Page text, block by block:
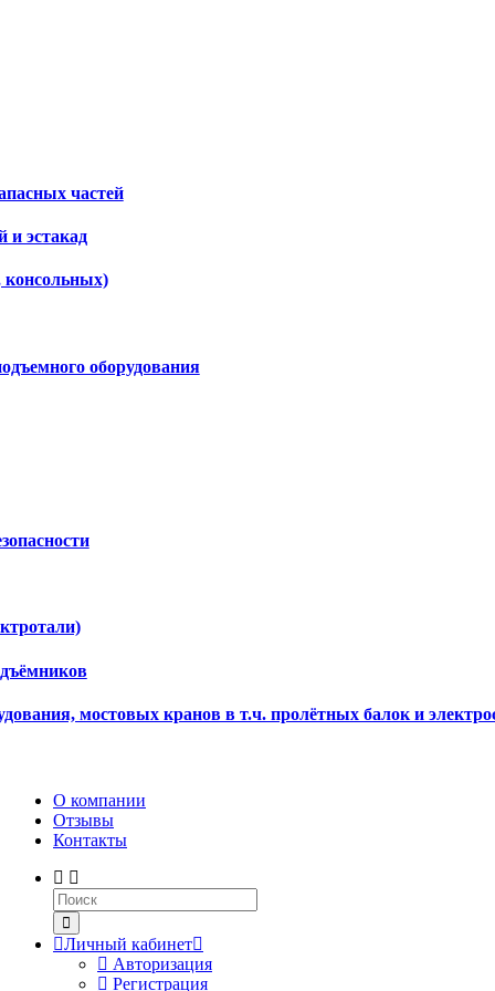
частей
и эстакад
консольных)
оборудования
мостовых кранов в т.ч. пролётных балок и
О компании
Отзывы
Контакты
Личный кабинет
Авторизация
Регистрация